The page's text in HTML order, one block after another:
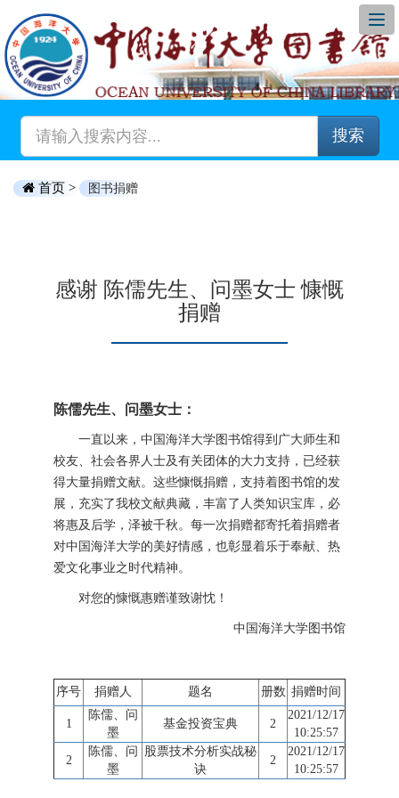
搜索
首页 > 图书捐赠
感谢 陈儒先生、问墨女士 慷慨
捐赠
陈儒先生、问墨女士：
一直以来，中国海洋大学图书馆得到广大师生和
校友、社会各界人士及有关团体的大力支持，已经获
得大量捐赠文献。这些慷慨捐赠，支持着图书馆的发
展，充实了我校文献典藏，丰富了人类知识宝库，必
将惠及后学，泽被千秋。每一次捐赠都寄托着捐赠者
对中国海洋大学的美好情感，也彰显着乐于奉献、热
爱文化事业之时代精神。
对您的慷慨惠赠谨致谢忱！
中国海洋大学图书馆
序号 捐赠人 题名 册数 捐赠时间
1
陈儒、问
墨
基金投资宝典 2
2021/12/17
10:25:57
2
陈儒、问
墨
股票技术分析实战秘
诀
2
2021/12/17
10:25:57